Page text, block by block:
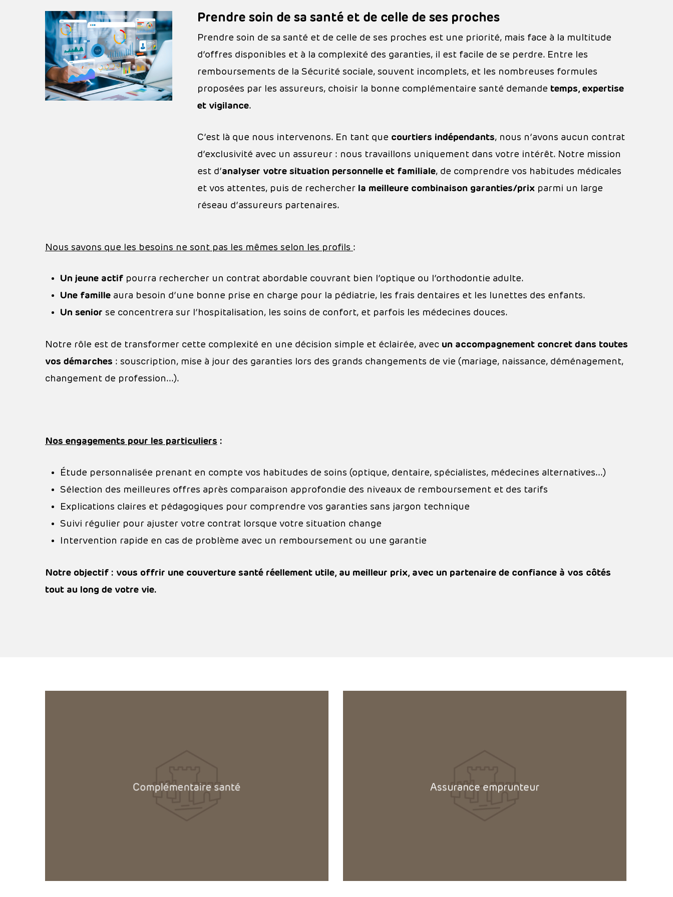
Hit enter to search or ESC to close
Prendre soin de sa santé et de celle de ses proches
Prendre soin de sa santé et de celle de ses proches est une priorité, mais face à la multitude
d’offres disponibles et à la complexité des garanties, il est facile de se perdre. Entre les
remboursements de la Sécurité sociale, souvent incomplets, et les nombreuses formules
proposées par les assureurs, choisir la bonne complémentaire santé demande temps, expertise
et vigilance.
C’est là que nous intervenons. En tant que courtiers indépendants, nous n’avons aucun contrat
d’exclusivité avec un assureur : nous travaillons uniquement dans votre intérêt. Notre mission
est d’analyser votre situation personnelle et familiale, de comprendre vos habitudes médicales
et vos attentes, puis de rechercher la meilleure combinaison garanties/prixparmi un large
réseau d’assureurs partenaires.
Nous savons que les besoins ne sont pas les mêmes selon les profils :
Un jeune actif pourra rechercher un contrat abordable couvrant bien l’optique ou l’orthodontie adulte.
Une famille aura besoin d’une bonne prise en charge pour la pédiatrie, les frais dentaires et les lunettes des enfants.
Un senior se concentrera sur l’hospitalisation, les soins de confort, et parfois les médecines douces.
Notre rôle est de transformer cette complexité en une décision simple et éclairée, avec un accompagnement concret dans toutes
vos démarches : souscription, mise à jour des garanties lors des grands changements de vie (mariage, naissance, déménagement,
changement de profession…).
Nos engagements pour les particuliers :
Étude personnalisée prenant en compte vos habitudes de soins (optique, dentaire, spécialistes, médecines alternatives…)
Sélection des meilleures offres après comparaison approfondie des niveaux de remboursement et des tarifs
Explications claires et pédagogiques pour comprendre vos garanties sans jargon technique
Suivi régulier pour ajuster votre contrat lorsque votre situation change
Intervention rapide en cas de problème avec un remboursement ou une garantie
Notre objectif : vous offrir une couverture santé réellement utile, au meilleur prix, avec un partenaire de confiance à vos côtés
tout au long de votre vie.
Complémentaire santé Assurance emprunteur